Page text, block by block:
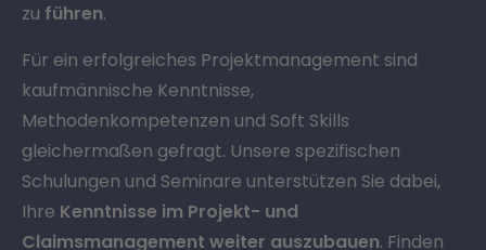
zu führen.
Für ein erfolgreiches Projektmanagement sind
kaufmännische Kenntnisse,
Methodenkompetenzen und Soft Skills
gleichermaßen gefragt. Unsere spezifischen
Schulungen und Seminare unterstützen Sie dabei,
Ihre Kenntnisse im Projekt- und
Claimsmanagement weiter auszubauen. Finden